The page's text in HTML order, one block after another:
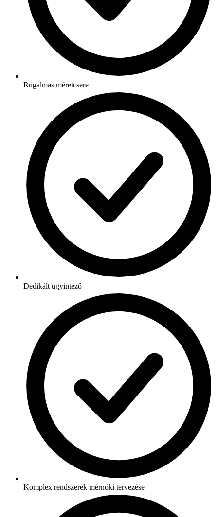
Rugalmas méretcsere
Dedikált ügyintéző
Komplex rendszerek mérnöki tervezése